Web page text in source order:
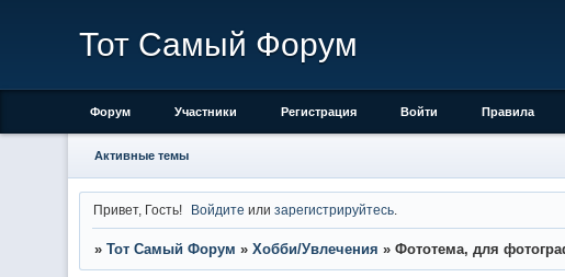
Тот Самый Форум
Форум Участники Регистрация Войти Правила
Активные темы
Привет, Гость! Войдите илизарегистрируйтесь
» Тот Самый Форум » Хобби/Увлечения » Фототема, для